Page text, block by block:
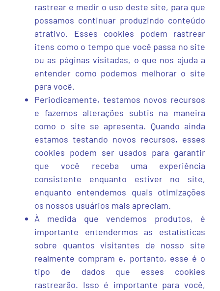
rastrear e medir o uso deste site, para que
possamos continuar produzindo conteúdo
atrativo. Esses cookies podem rastrear
itens como o tempo que você passa no site
ou as páginas visitadas, o que nos ajuda a
entender como podemos melhorar o site
para você.
Periodicamente, testamos novos recursos
e fazemos alterações subtis na maneira
como o site se apresenta. Quando ainda
estamos testando novos recursos, esses
cookies podem ser usados ​​para garantir
que você receba uma experiência
consistente enquanto estiver no site,
enquanto entendemos quais otimizações
os nossos usuários mais apreciam.
À medida que vendemos produtos, é
importante entendermos as estatísticas
sobre quantos visitantes de nosso site
realmente compram e, portanto, esse é o
tipo de dados que esses cookies
rastrearão. Isso é importante para você,